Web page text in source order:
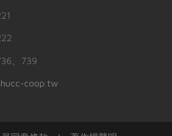
、739
coop.tw